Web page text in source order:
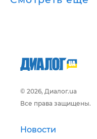
© 2026, Диалог.ua
Все права защищены.
Новости